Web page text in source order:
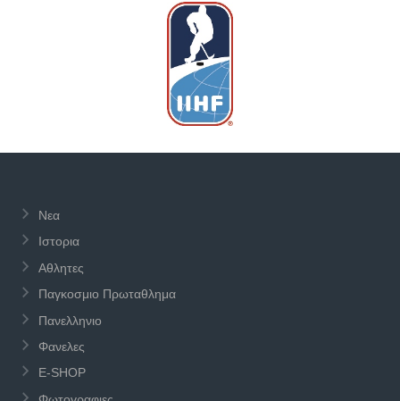
Νεα
Ιστορια
Αθλητες
Παγκοσμιο Πρωταθλημα
Πανελληνιο
Φανελες
E-SHOP